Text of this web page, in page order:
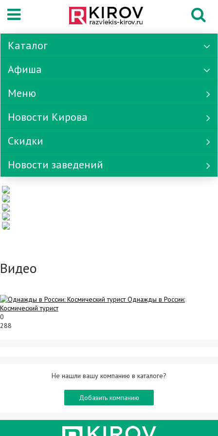
Каталог
Афиша
Меню
Новости Кирова
Скидки
Новости заведений
Видео
Однажды в России:
Космический турист
0
288
Не нашли вашу компанию в каталоге?
Добавить компанию